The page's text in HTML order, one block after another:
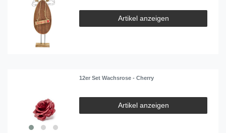
Artikel anzeigen
12er Set Wachsrose - Cherry
Artikel anzeigen